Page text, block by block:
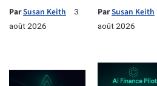
ParSusan Keith
3
août 2026
ParSusan Keith
août 2026